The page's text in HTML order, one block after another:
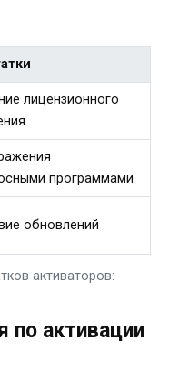
активаторов:
лицензионного
программами
обновлений
по активации